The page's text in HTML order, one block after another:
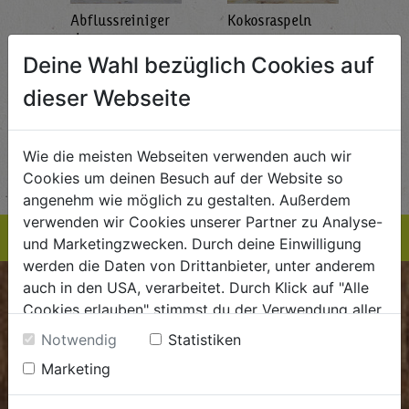
STK
Abflussreiniger
1L
AlmaWin
€ 5,99
€ 5,99 / STK
EINKAUFSLISTE
Kokosraspeln
250g
Rapunzel Naturkost
EINKAUFSLISTE
BIOKISTE
Kundenservice
Mo - Do: 8.00 - 16.00 Uhr
Deine Wahl bezüglich Cookies auf
dieser Webseite
Wie die meisten Webseiten verwenden auch wir
Cookies um deinen Besuch auf der Website so
angenehm wie möglich zu gestalten. Außerdem
verwenden wir Cookies unserer Partner zu Analyse-
und Marketingzwecken. Durch deine Einwilligung
werden die Daten von Drittanbieter, unter anderem
auch in den USA, verarbeitet. Durch Klick auf "Alle
Cookies erlauben" stimmst du der Verwendung aller
Cookies zu. Unter "Details anzeigen" findest du alle
Infos zu den unterschiedlichen Cookies, du kannst
auch entscheiden, welche Cookies du erlauben
möchtest.
Notwendig
Statistiken
Marketing